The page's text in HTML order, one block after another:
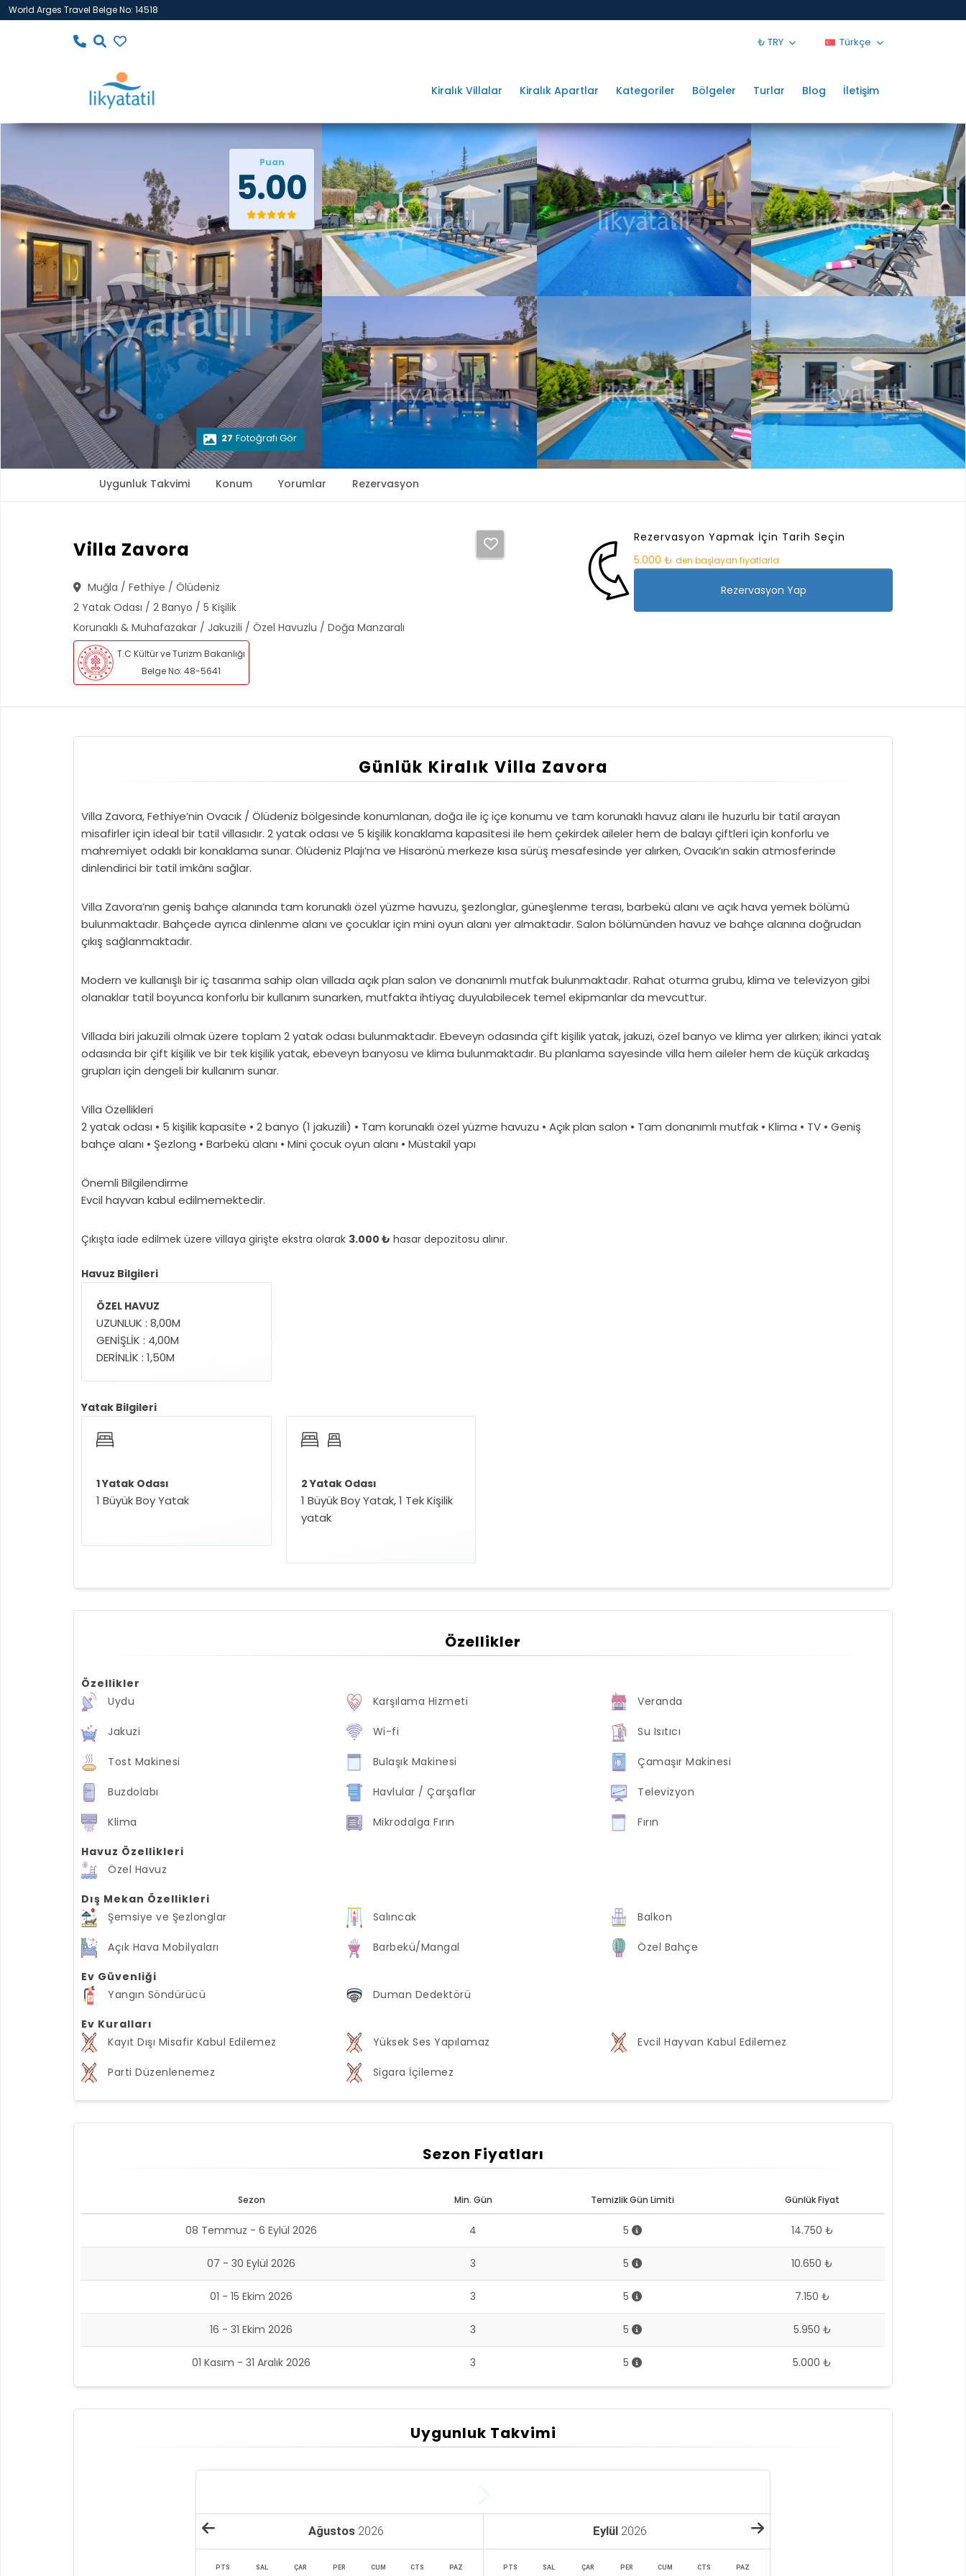
World Arges Travel Belge No: 14518
₺ TRY Türkçe
Kiralık Villalar Kiralık Apartlar Kategoriler Bölgeler Turlar Blog İletişim
Puan
5.00
27 Fotoğrafı Gör
Uygunluk Takvimi Konum Yorumlar Rezervasyon
Villa Zavora
Muğla / Fethiye / Ölüdeniz
2 Yatak Odası / 2 Banyo / 5 Kişilik
Korunaklı & Muhafazakar / Jakuzili / Özel Havuzlu / Doğa Manzaralı
T.C Kültür ve Turizm Bakanlığı
Belge No: 48-5641
Rezervasyon Yapmak İçin Tarih Seçin
5.000 ₺ den başlayan fiyatlarla
Rezervasyon Yap
Günlük Kiralık Villa Zavora
Villa Zavora, Fethiye’nin Ovacık / Ölüdeniz bölgesinde konumlanan, doğa ile iç içe konumu ve tam korunaklı havuz alanı ile huzurlu bir tatil arayan
misafirler için ideal bir tatil villasıdır. 2 yatak odası ve 5 kişilik konaklama kapasitesi ile hem çekirdek aileler hem de balayı çiftleri için konforlu ve
mahremiyet odaklı bir konaklama sunar. Ölüdeniz Plajı’na ve Hisarönü merkeze kısa sürüş mesafesinde yer alırken, Ovacık’ın sakin atmosferinde
dinlendirici bir tatil imkânı sağlar.
Villa Zavora’nın geniş bahçe alanında tam korunaklı özel yüzme havuzu, şezlonglar, güneşlenme terası, barbekü alanı ve açık hava yemek bölümü
bulunmaktadır. Bahçede ayrıca dinlenme alanı ve çocuklar için mini oyun alanı yer almaktadır. Salon bölümünden havuz ve bahçe alanına doğrudan
çıkış sağlanmaktadır.
Modern ve kullanışlı bir iç tasarıma sahip olan villada açık plan salon ve donanımlı mutfak bulunmaktadır. Rahat oturma grubu, klima ve televizyon gibi
olanaklar tatil boyunca konforlu bir kullanım sunarken, mutfakta ihtiyaç duyulabilecek temel ekipmanlar da mevcuttur.
Villada biri jakuzili olmak üzere toplam 2 yatak odası bulunmaktadır. Ebeveyn odasında çift kişilik yatak, jakuzi, özel banyo ve klima yer alırken; ikinci yatak
odasında bir çift kişilik ve bir tek kişilik yatak, ebeveyn banyosu ve klima bulunmaktadır. Bu planlama sayesinde villa hem aileler hem de küçük arkadaş
grupları için dengeli bir kullanım sunar.
Villa Özellikleri
2 yatak odası • 5 kişilik kapasite • 2 banyo (1 jakuzili) • Tam korunaklı özel yüzme havuzu • Açık plan salon • Tam donanımlı mutfak • Klima • TV • Geniş
bahçe alanı • Şezlong • Barbekü alanı • Mini çocuk oyun alanı • Müstakil yapı
Önemli Bilgilendirme
Evcil hayvan kabul edilmemektedir.
Çıkışta iade edilmek üzere villaya girişte ekstra olarak 3.000 ₺ hasar depozitosu alınır.
Havuz Bilgileri
ÖZEL HAVUZ
UZUNLUK : 8,00M
GENİŞLİK : 4,00M
DERİNLİK : 1,50M
Yatak Bilgileri
1 Yatak Odası
1 Büyük Boy Yatak
2 Yatak Odası
1 Büyük Boy Yatak, 1 Tek Kişilik
yatak
Özellikler
Özellikler
Uydu
Karşılama Hizmeti Veranda
Jakuzi Wi-fi Su Isıtıcı
Tost Makinesi Bulaşık Makinesi Çamaşır Makinesi
Buzdolabı Havlular / Çarşaflar Televizyon
Klima Mikrodalga Fırın Fırın
Havuz Özellikleri
Özel Havuz
Dış Mekan Özellikleri
Şemsiye ve Şezlonglar
Salıncak Balkon
Açık Hava Mobilyaları Barbekü/Mangal Özel Bahçe
Ev Güvenliği
Yangın Söndürücü
Duman Dedektörü
Ev Kuralları
Kayıt Dışı Misafir Kabul Edilemez
Yüksek Ses Yapılamaz Evcil Hayvan Kabul Edilemez
Parti Düzenlenemez Sigara İçilemez
Sezon Fiyatları
Sezon Min. Gün Temizlik Gün Limiti Günlük Fiyat
08 Temmuz - 6 Eylül 2026 4 5 14.750 ₺
07 - 30 Eylül 2026 3 5 10.650 ₺
01 - 15 Ekim 2026 3 5 7.150 ₺
16 - 31 Ekim 2026 3 5 5.950 ₺
01 Kasım - 31 Aralık 2026 3 5 5.000 ₺
Uygunluk Takvimi
Ağustos 2026
PTS SAL ÇAR PER CUM CTS PAZ
Eylül 2026
PTS SAL ÇAR PER CUM CTS PAZ